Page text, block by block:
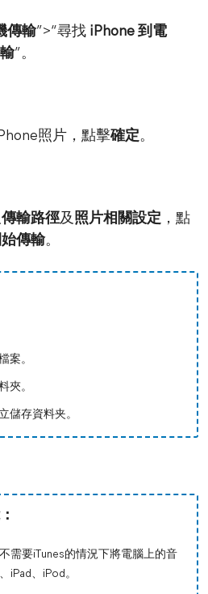
傳輸”>“尋找 iPhone 到電
”。
照片，點擊確定。
傳輸路徑及照片相關設定 ，點
始傳輸。
案。
夾。
儲存資料夹。
需要iTunes的情況下將電腦上的音
iPad、iPod。